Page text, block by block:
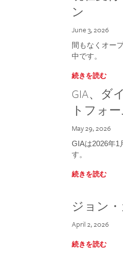
ン
June 3, 2026
間もなくオー
中です。
続きを読む
GIA、ダ
トフォ
May 29, 2026
GIAは2026年1
す。
続きを読む
ジョン
April 2, 2026
続きを読む